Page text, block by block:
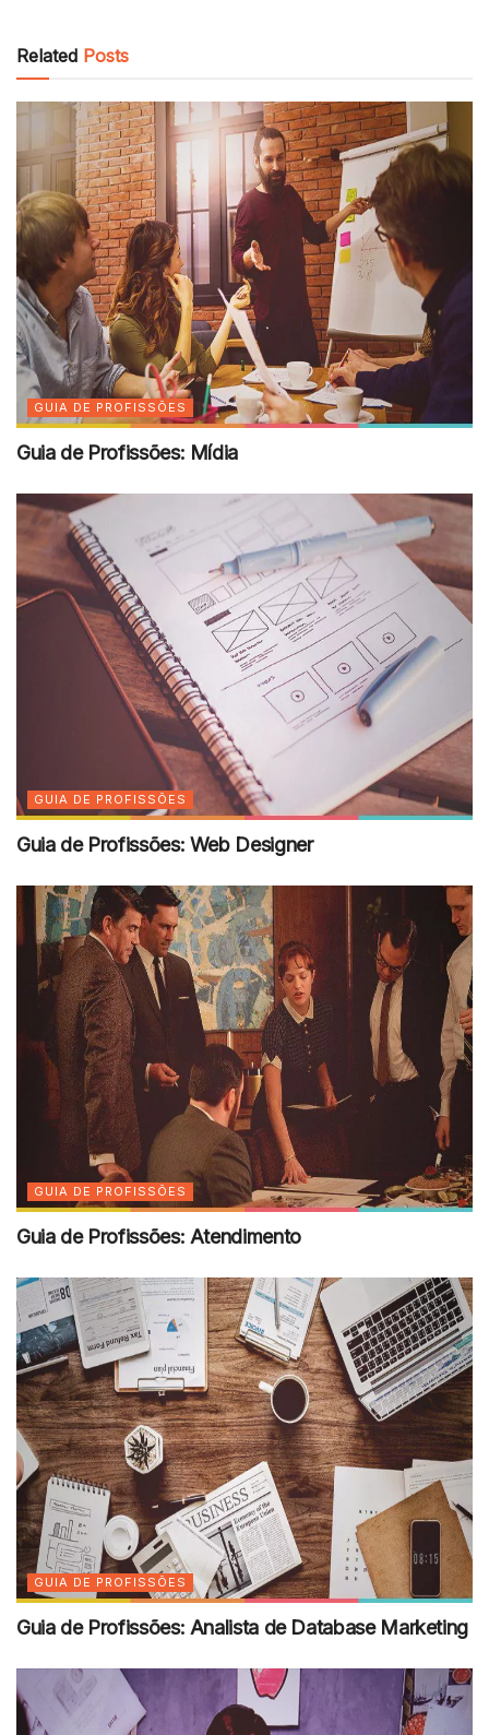
Related Posts
GUIA DE PROFISSÕES
Guia de Profissões: Mídia
GUIA DE PROFISSÕES
Guia de Profissões: Web Designer
GUIA DE PROFISSÕES
Guia de Profissões: Atendimento
GUIA DE PROFISSÕES
Guia de Profissões: Analista de Database Marketing